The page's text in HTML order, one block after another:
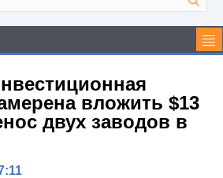
вложить $13
двух заводов в